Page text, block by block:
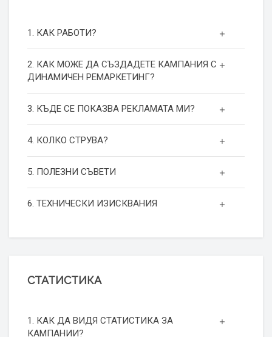
1. КАК РАБОТИ?
2. КАК МОЖЕ ДА СЪЗДАДЕТЕ КАМПАНИЯ С
ДИНАМИЧЕН РЕМАРКЕТИНГ?
3. КЪДЕ СЕ ПОКАЗВА РЕКЛАМАТА МИ?
4. КОЛКО СТРУВА?
5. ПОЛЕЗНИ СЪВЕТИ
6. ТЕХНИЧЕСКИ ИЗИСКВАНИЯ
СТАТИСТИКА
1. КАК ДА ВИДЯ СТАТИСТИКА ЗА
КАМПАНИИ?